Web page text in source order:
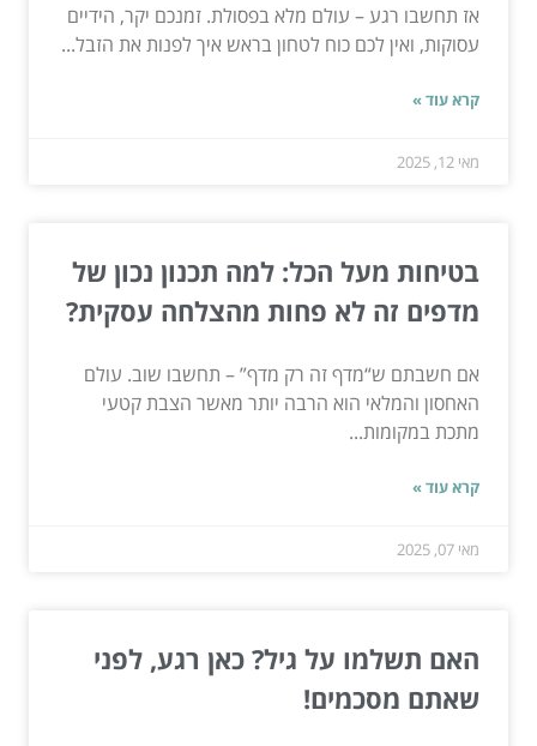
אז תחשבו רגע – עולם מלא בפסולת. זמנכם יקר, הידיים
עסוקות, ואין לכם כוח לטחון בראש איך לפנות את הזבל...
קרא עוד »
מאי 12, 2025
בטיחות מעל הכל: למה תכנון נכון של
מדפים זה לא פחות מהצלחה עסקית?
אם חשבתם ש“מדף זה רק מדף” – תחשבו שוב. עולם
האחסון והמלאי הוא הרבה יותר מאשר הצבת קטעי
מתכת במקומות...
קרא עוד »
מאי 07, 2025
האם תשלמו על גיל? כאן רגע, לפני
שאתם מסכמים!